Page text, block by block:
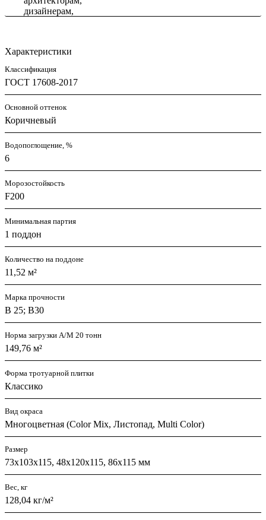
Характеристики
Классификация
ГОСТ 17608-2017
Основной оттенок
Коричневый
Водопоглощение, %
6
Морозостойкость
F200
Минимальная партия
1 поддон
Количество на поддоне
11,52 м²
Марка прочности
В 25; В30
Норма загрузки А/М 20 тонн
149,76 м²
Форма тротуарной плитки
Классико
Вид окраса
Многоцветная (Color Mix, Листопад, Multi Color)
Размер
73х103х115, 48х120х115, 86х115 мм
Вес, кг
128,04 кг/м²